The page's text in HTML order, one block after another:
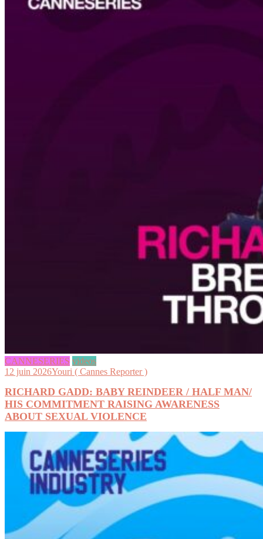
CANNESERIES videos
12 juin 2026Youri ( Cannes Reporter )
RICHARD GADD: BABY REINDEER / HALF MAN/
HIS COMMITMENT RAISING AWARENESS
ABOUT SEXUAL VIOLENCE